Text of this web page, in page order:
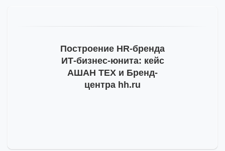
Построение HR-бренда
ИТ-бизнес-юнита: кейс
АШАН ТЕХ и Бренд-
центра hh.ru